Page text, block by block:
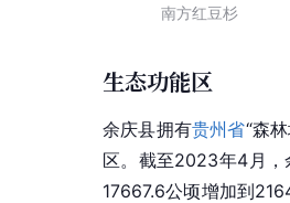
南方红豆杉
生态功能区
余庆县拥有贵州省“森
区。截至2023年4月，
17667.6公顷增加到